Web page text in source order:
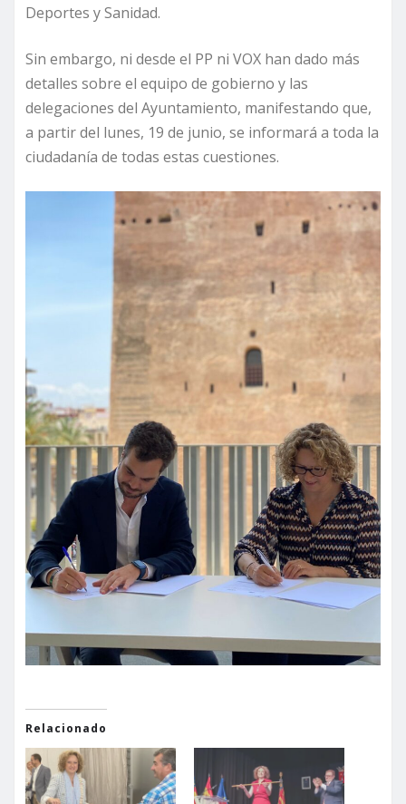
Deportes y Sanidad.
Sin embargo, ni desde el PP ni VOX han dado más
detalles sobre el equipo de gobierno y las
delegaciones del Ayuntamiento, manifestando que,
a partir del lunes, 19 de junio, se informará a toda la
ciudadanía de todas estas cuestiones.
Relacionado